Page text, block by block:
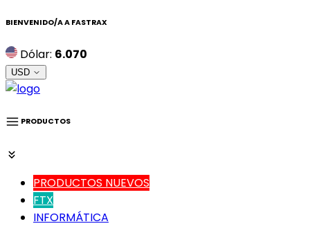
BIENVENIDO/A A FASTRAX
Dólar: 6.070
USD
PRODUCTOS
PRODUCTOS NUEVOS
FTX
INFORMÁTICA